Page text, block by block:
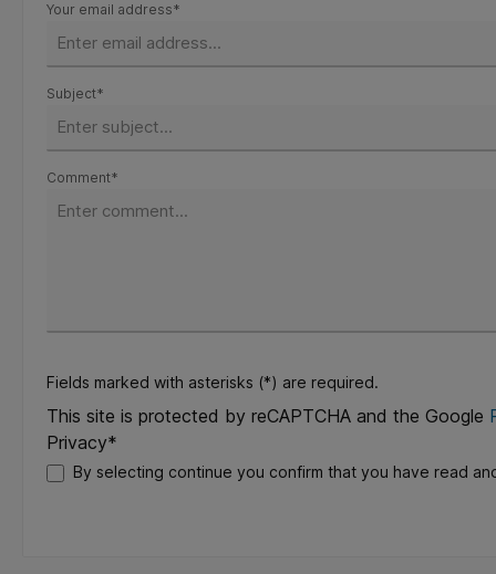
Your email address*
Subject*
Comment*
Fields marked with asterisks (*) are required.
This site is protected by reCAPTCHA and the Google
Privacy*
By selecting continue you confirm that you have read